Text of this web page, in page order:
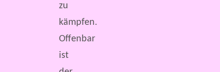
zu
kämpfen.
Offenbar
ist